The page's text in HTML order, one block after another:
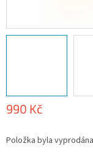
990 Kč
cena:
Položka byla